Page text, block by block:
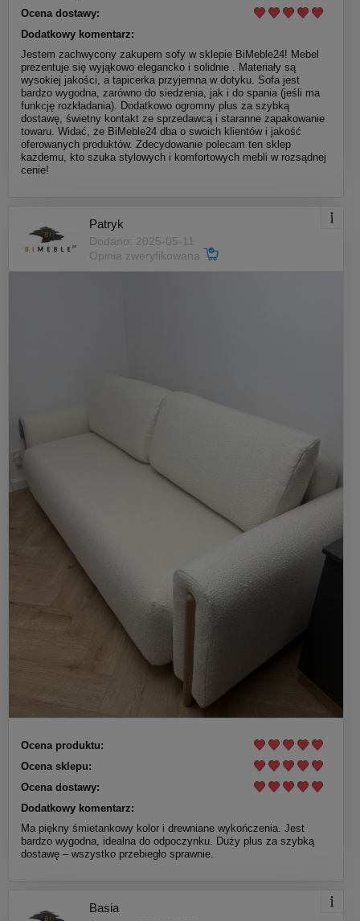
Ocena dostawy:
Dodatkowy komentarz:
Jestem zachwycony zakupem sofy w sklepie BiMeble24! Mebel
prezentuje się wyjąkowo elegancko i solidnie . Materiały są
wysokiej jakości, a tapicerka przyjemna w dotyku. Sofa jest
bardzo wygodna, zarówno do siedzenia, jak i do spania (jeśli ma
funkcję rozkładania). Dodatkowo ogromny plus za szybką
dostawę, świetny kontakt ze sprzedawcą i staranne zapakowanie
towaru. Widać, że BiMeble24 dba o swoich klientów i jakość
oferowanych produktów. Zdecydowanie polecam ten sklep
każdemu, kto szuka stylowych i komfortowych mebli w rozsądnej
cenie!
Patryk
Dodano: 2025-05-11
Opinia zweryfikowana
Ocena produktu:
Ocena sklepu:
Ocena dostawy:
Dodatkowy komentarz:
Ma piękny śmietankowy kolor i drewniane wykończenia. Jest
bardzo wygodna, idealna do odpoczynku. Duży plus za szybką
dostawę – wszystko przebiegło sprawnie.
Basia